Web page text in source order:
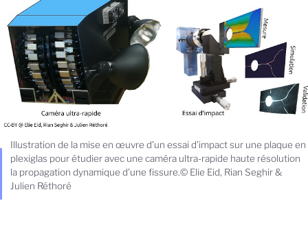
Illustration de la mise en œuvre d’un essai d’impact sur une plaque en
plexiglas pour étudier avec une caméra ultra-rapide haute résolution
la propagation dynamique d’une fissure.© Elie Eid, Rian Seghir &
Julien Réthoré